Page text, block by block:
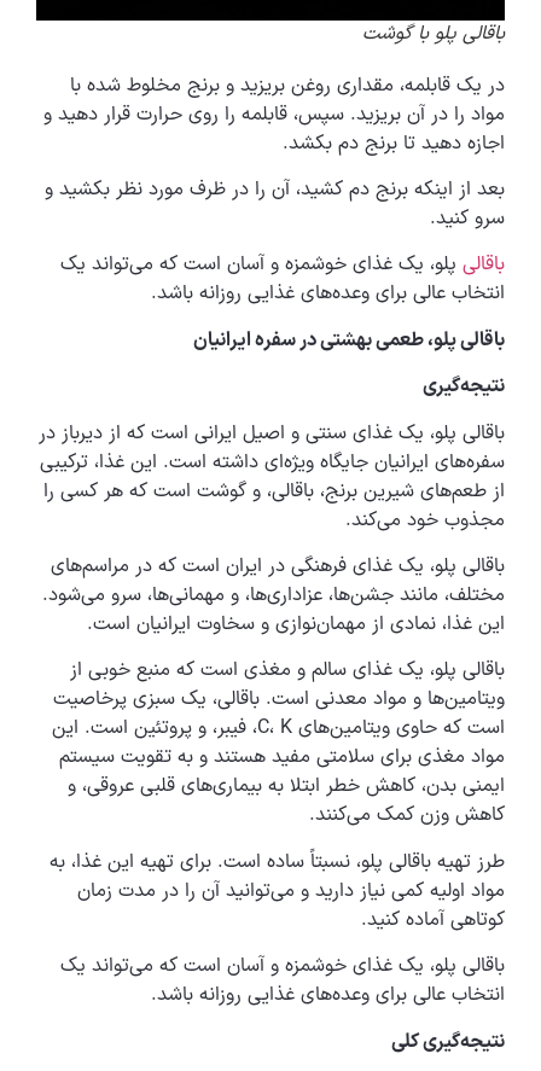
باقالی پلو با گوشت
در یک قابلمه، مقداری روغن بریزید و برنج مخلوط شده با
مواد را در آن بریزید. سپس، قابلمه را روی حرارت قرار دهید و
اجازه دهید تا برنج دم بکشد.
بعد از اینکه برنج دم کشید، آن را در ظرف مورد نظر بکشید و
سرو کنید.
باقالی پلو، یک غذای خوشمزه و آسان است که می‌تواند یک
انتخاب عالی برای وعده‌های غذایی روزانه باشد.
باقالی پلو، طعمی بهشتی در سفره ایرانیان
نتیجه‌گیری
باقالی پلو، یک غذای سنتی و اصیل ایرانی است که از دیرباز در
سفره‌های ایرانیان جایگاه ویژه‌ای داشته است. این غذا، ترکیبی
از طعم‌های شیرین برنج، باقالی، و گوشت است که هر کسی را
مجذوب خود می‌کند.
باقالی پلو، یک غذای فرهنگی در ایران است که در مراسم‌های
مختلف، مانند جشن‌ها، عزاداری‌ها، و مهمانی‌ها، سرو می‌شود.
این غذا، نمادی از مهمان‌نوازی و سخاوت ایرانیان است.
باقالی پلو، یک غذای سالم و مغذی است که منبع خوبی از
ویتامین‌ها و مواد معدنی است. باقالی، یک سبزی پرخاصیت
است که حاوی ویتامین‌های C، K، فیبر، و پروتئین است. این
مواد مغذی برای سلامتی مفید هستند و به تقویت سیستم
ایمنی بدن، کاهش خطر ابتلا به بیماری‌های قلبی عروقی، و
کاهش وزن کمک می‌کنند.
طرز تهیه باقالی پلو، نسبتاً ساده است. برای تهیه این غذا، به
مواد اولیه کمی نیاز دارید و می‌توانید آن را در مدت زمان
کوتاهی آماده کنید.
باقالی پلو، یک غذای خوشمزه و آسان است که می‌تواند یک
انتخاب عالی برای وعده‌های غذایی روزانه باشد.
نتیجه‌گیری کلی